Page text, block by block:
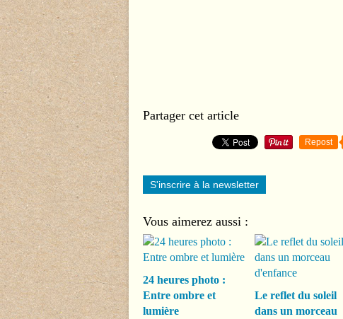
Partager cet article
Repost
S'inscrire à la newsletter
Vous aimerez aussi :
24 heures photo :
Entre ombre et
lumière
Le reflet du soleil
dans un morceau